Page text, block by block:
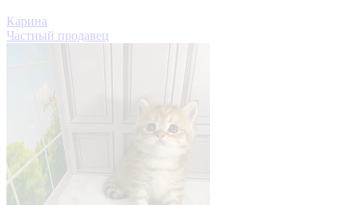
Карина
Частный продавец